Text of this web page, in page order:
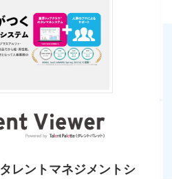
タレントマネジメントシ